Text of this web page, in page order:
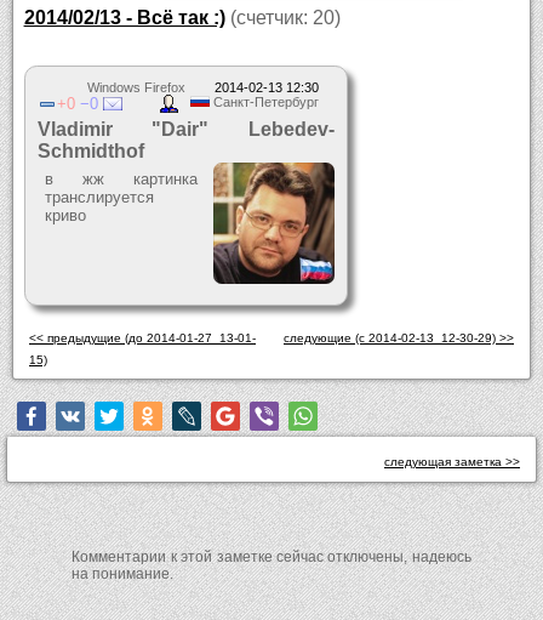
2014/02/13 - Всё так :)(счетчик: 20)
2014-02-13 12:30
Windows Firefox
Санкт-Петербург
0 0
Vladimir "Dair" Lebedev-
Schmidthof
в жж картинка
транслируется
криво
<< предыдущие (до 2014-01-27_13-01-
15)
следующие (c 2014-02-13_12-30-29) >>
следующая заметка >>
Комментарии к этой заметке сейчас отключены, надеюсь
на понимание.